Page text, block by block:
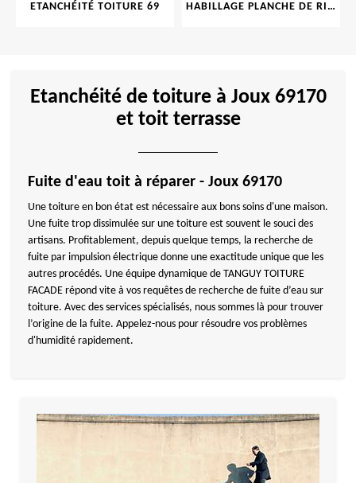
ETANCHÉITÉ TOITURE 69 HABILLAGE PLANCHE DE RIVE 69
Etanchéité de toiture à Joux 69170
et toit terrasse
Fuite d'eau toit à réparer - Joux 69170
Une toiture en bon état est nécessaire aux bons soins d'une maison.
Une fuite trop dissimulée sur une toiture est souvent le souci des
artisans. Profitablement, depuis quelque temps, la recherche de
fuite par impulsion électrique donne une exactitude unique que les
autres procédés. Une équipe dynamique de TANGUY TOITURE
FACADE répond vite à vos requêtes de recherche de fuite d’eau sur
toiture. Avec des services spécialisés, nous sommes là pour trouver
l’origine de la fuite. Appelez-nous pour résoudre vos problèmes
d'humidité rapidement.